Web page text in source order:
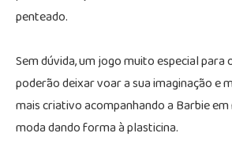
penteado.
Sem dúvida, um jogo muito especial para
poderão deixar voar a sua imaginação e
mais criativo acompanhando a Barbie
moda dando forma à plasticina.